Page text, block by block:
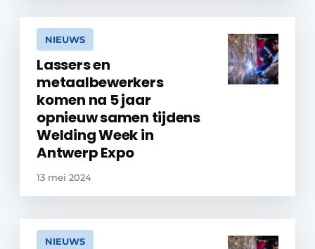
NIEUWS
Lassers en
metaalbewerkers
komen na 5 jaar
opnieuw samen tijdens
Welding Week in
Antwerp Expo
13 mei 2024
NIEUWS